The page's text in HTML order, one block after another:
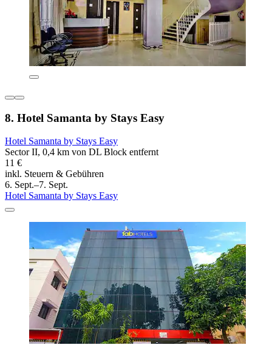
8. Hotel Samanta by Stays Easy
Hotel Samanta by Stays Easy
Sector II, 0,4 km von DL Block entfernt
11 €
inkl. Steuern & Gebühren
6. Sept.–7. Sept.
Hotel Samanta by Stays Easy